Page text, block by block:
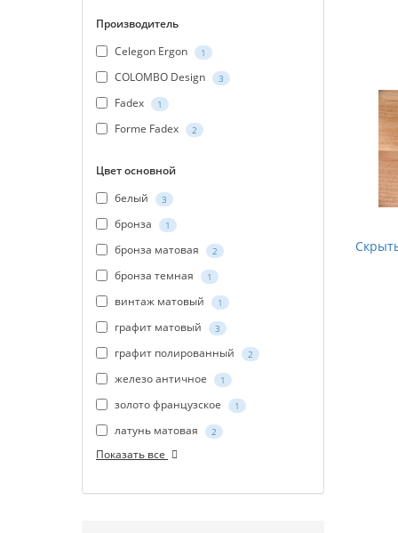
Производитель
Celegon Ergon
1
COLOMBO Design 3
Fadex 1
Forme Fadex 2
Цвет основной
белый
3
бронза 1
бронза матовая 2
бронза темная 1
винтаж матовый 1
графит матовый 3
графит полированный 2
железо античное 1
золото французское 1
латунь матовая 2
Показать все